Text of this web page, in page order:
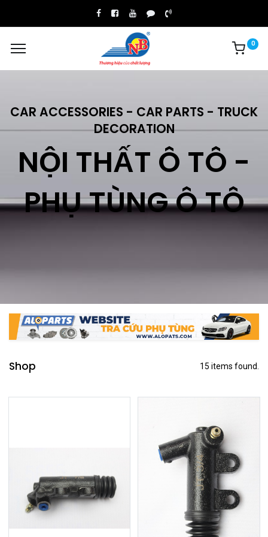
0
CAR ACCESSORIES - CAR PARTS - TRUCK
DECORATION
NỘI THẤT Ô TÔ -
PHỤ TÙNG Ô TÔ
Shop 15 items found.